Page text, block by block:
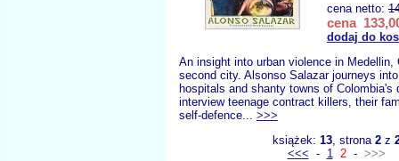
cena netto:
cena
dodaj do
An insight into urban violence in Medellin,
second city. Alsonso Salazar journeys
hospitals and shanty towns of Colombia's
interview teenage contract killers, their
self-defence... >>>
książek: 13, strona 2z
<<< - 1 2- >>>